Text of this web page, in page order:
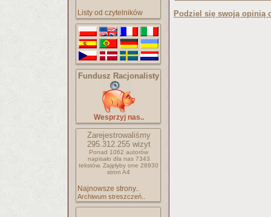
Listy od czytelników
Fundusz Racjonalisty
Wesprzyj nas..
Zarejestrowaliśmy
295.312.255wizyt
Ponad 1062 autorów
napisało dla nas 7343
tekstów. Zajęłyby one 28930
stron A4
Najnowsze strony..
Archiwum streszczeń..
Podziel się swoją opinią